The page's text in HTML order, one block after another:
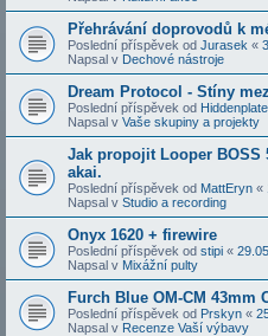
Přehrávání doprovodů k
Poslední příspěvek od Jurasek «
Napsal v Dechové nástroje
Dream Protocol - Stíny
Poslední příspěvek od Hiddenplate
Napsal v Vaše skupiny a projekty
Jak propojit Looper BOSS
akai.
Poslední příspěvek od MattEryn «
Napsal v Studio a recording
Onyx 1620 + firewire
Poslední příspěvek od stipi «
Napsal v Mixážní pulty
Furch Blue OM-CM 43mm
Poslední příspěvek od Prskyn «
Napsal v Recenze Vaší výbavy